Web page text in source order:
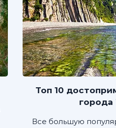
Топ 10
города
Все большую